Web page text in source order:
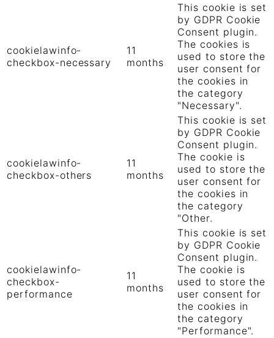
cookielawinfo-
checkbox-necessary
11
months
This cookie is set
by GDPR Cookie
Consent plugin.
The cookies is
used to store the
user consent for
the cookies in
the category
"Necessary".
cookielawinfo-
checkbox-others
11
months
This cookie is set
by GDPR Cookie
Consent plugin.
The cookie is
used to store the
user consent for
the cookies in
the category
"Other.
cookielawinfo-
checkbox-
performance
11
months
This cookie is set
by GDPR Cookie
Consent plugin.
The cookie is
used to store the
user consent for
the cookies in
the category
"Performance".